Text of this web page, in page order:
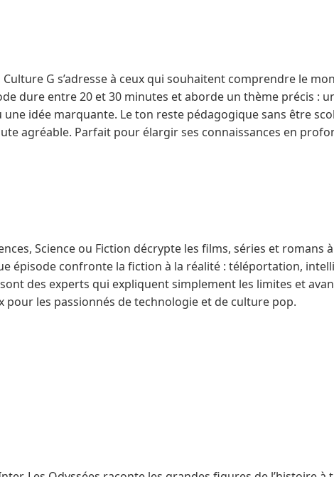
G s’adresse à ceux qui souhaitent comprendre le
dure entre 20 et 30 minutes et aborde un thème précis :
idée marquante. Le ton reste pédagogique sans être
agréable. Parfait pour élargir ses connaissances en
Science ou Fiction décrypte les films, séries et romans
épisode confronte la fiction à la réalité : téléportation,
des experts qui expliquent simplement les limites et
pour les passionnés de technologie et de culture pop.